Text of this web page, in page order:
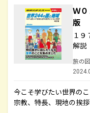
Ｗ
版
１９
解説
旅の
今こそ学びたい世界の
宗教、特長、現地の挨